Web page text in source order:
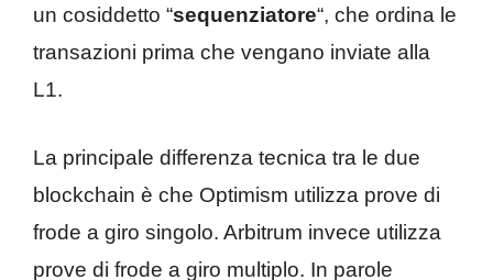
un cosiddetto “sequenziatore“, che ordina le
transazioni prima che vengano inviate alla
L1.
La principale differenza tecnica tra le due
blockchain è che Optimism utilizza prove di
frode a giro singolo. Arbitrum invece utilizza
prove di frode a giro multiplo. In parole